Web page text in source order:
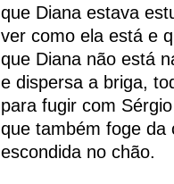
que Diana estava
ver como ela está e
que Diana não está
e dispersa a briga,
para fugir com
que também foge da
escondida no chão.